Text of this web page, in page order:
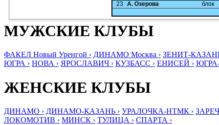
23 А. Озерова блок
МУЖСКИЕ КЛУБЫ
ФАКЕЛ Новый Уренгой › ДИНАМО Москва › ЗЕНИТ-
ЮГРА › НОВА › ЯРОСЛАВИЧ › КУЗБАСС › ЕНИСЕЙ ›
ЖЕНСКИЕ КЛУБЫ
ДИНАМО › ДИНАМО-КАЗАНЬ › УРАЛОЧКА-НТМК ›
ЛОКОМОТИВ › МИНСК › ТУЛИЦА › СПАРТА ›